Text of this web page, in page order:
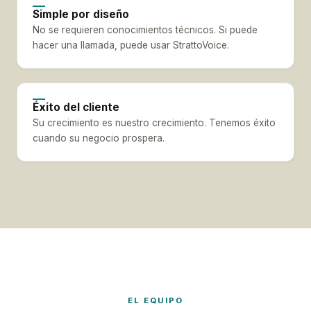
Simple por diseño
No se requieren conocimientos técnicos. Si puede
hacer una llamada, puede usar StrattoVoice.
Éxito del cliente
Su crecimiento es nuestro crecimiento. Tenemos éxito
cuando su negocio prospera.
EL EQUIPO